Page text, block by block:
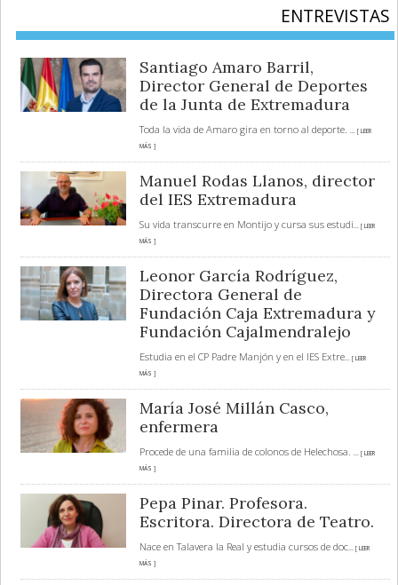
ENTREVISTAS
Santiago Amaro Barril,
Director General de Deportes
de la Junta de Extremadura
Toda la vida de Amaro gira en torno al deporte.
... [ LEER
MÁS ]
Manuel Rodas Llanos, director
del IES Extremadura
Su vida transcurre en Montijo y cursa sus estudi... [ LEER
MÁS ]
Leonor García Rodríguez,
Directora General de
Fundación Caja Extremadura y
Fundación Cajalmendralejo
Estudia en el CP Padre Manjón y en el IES Extre... [ LEER
MÁS ]
María José Millán Casco,
enfermera
Procede de una familia de colonos de Helechosa.
... [ LEER
MÁS ]
Pepa Pinar. Profesora.
Escritora. Directora de Teatro.
Nace en Talavera la Real y estudia cursos de doc... [ LEER
MÁS ]